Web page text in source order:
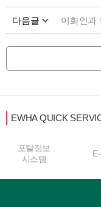
다음글 이화인과
EWHA QUICK
E-벗